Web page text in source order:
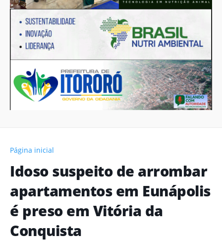
Página inicial
Idoso suspeito de arrombar
apartamentos em Eunápolis
é preso em Vitória da
Conquista